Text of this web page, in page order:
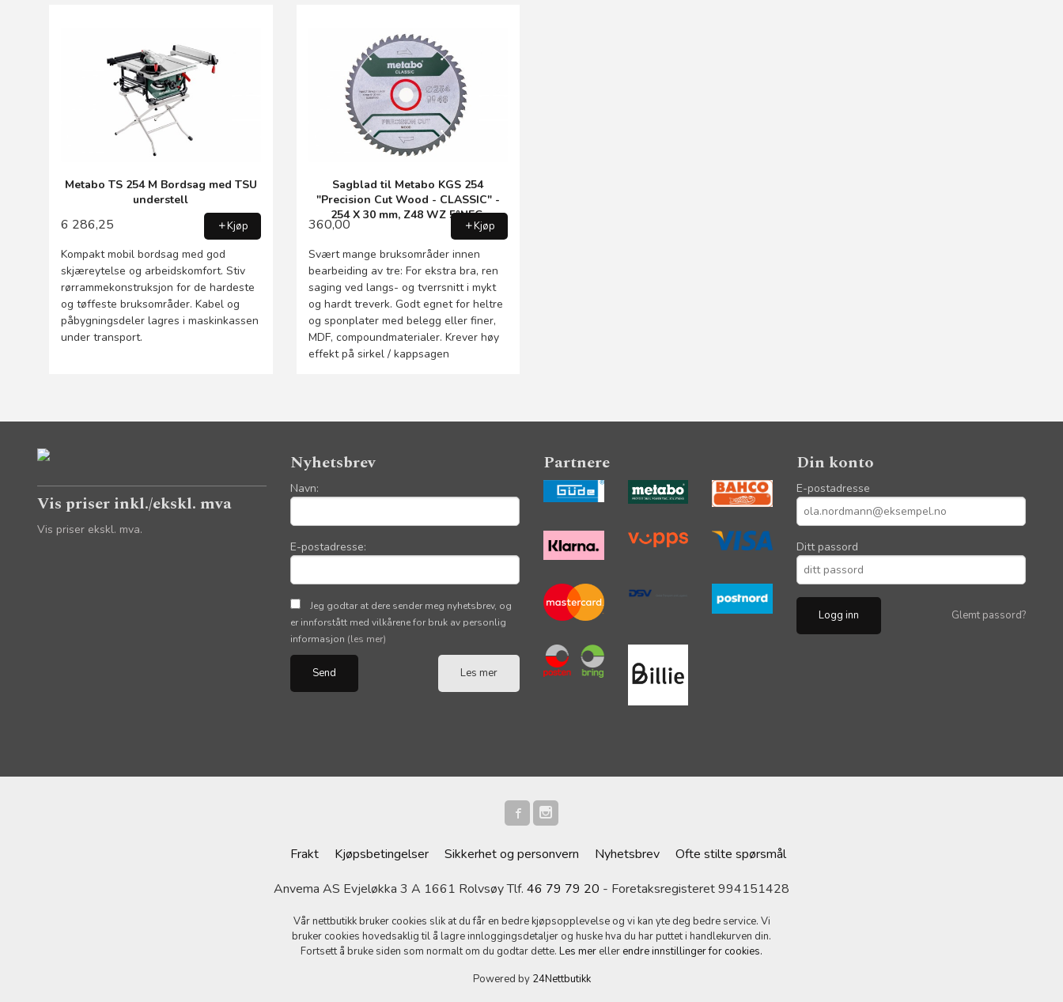
Metabo TS 254 M Bordsag med TSU
understell
6 286,25 Kjøp
Kompakt mobil bordsag med god
skjæreytelse og arbeidskomfort. Stiv
rørrammekonstruksjon for de hardeste
og tøffeste bruksområder. Kabel og
påbygningsdeler lagres i maskinkassen
under transport.
Sagblad til Metabo KGS 254
"Precision Cut Wood - CLASSIC" -
254 X 30 mm, Z48 WZ 5°NEG.
360,00 Kjøp
Svært mange bruksområder innen
bearbeiding av tre: For ekstra bra, ren
saging ved langs- og tverrsnitt i mykt
og hardt treverk. Godt egnet for heltre
og sponplater med belegg eller finer,
MDF, compoundmaterialer. Krever høy
effekt på sirkel / kappsagen
Vis priser inkl./ekskl. mva
Vis priser ekskl. mva.
Nyhetsbrev
Navn:
E-postadresse:
Jeg godtar at dere sender meg nyhetsbrev, og
er innforstått med vilkårene for bruk av personlig
informasjon (les mer)
Les mer
Partnere Din konto
E-postadresse
Ditt passord
Glemt passord?
Frakt Kjøpsbetingelser Sikkerhet og personvern Nyhetsbrev
Ofte stilte spørsmål
Anvema AS Evjeløkka 3 A 1661 Rolvsøy Tlf. 46 79 79 20 - Foretaksregisteret 994151428
Vår nettbutikk bruker cookies slik at du får en bedre kjøpsopplevelse og vi kan yte deg bedre service. Vi
bruker cookies hovedsaklig til å lagre innloggingsdetaljer og huske hva du har puttet i handlekurven din.
Fortsett å bruke siden som normalt om du godtar dette. Les mer eller endre innstillinger for cookies.
Powered by 24Nettbutikk